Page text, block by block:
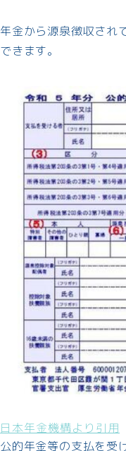
年金から源泉徴収され
できます。
日本年金機構より引用
公的年金等の支払を受